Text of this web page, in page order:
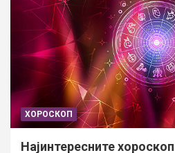
ХОРОСКОП
Најинтересните